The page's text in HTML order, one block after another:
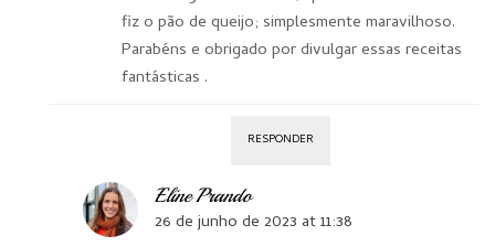
fiz o pão de queijo; simplesmente maravilhoso.
Parabéns e obrigado por divulgar essas receitas
fantásticas .
RESPONDER
Eline Prando
26 de junho de 2023 at 11:38